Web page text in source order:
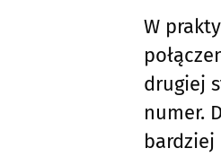
W
drugiej
numer.